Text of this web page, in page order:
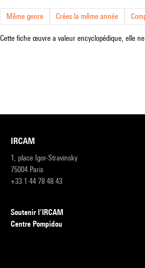
Même genre Crées la même année
Cette fiche œuvre a valeur encyclopédique, elle
IRCAM
1, place Igor-Stravinsky
75004 Paris
+33 1 44 78 48 43
Soutenir l’IRCAM
Centre Pompidou